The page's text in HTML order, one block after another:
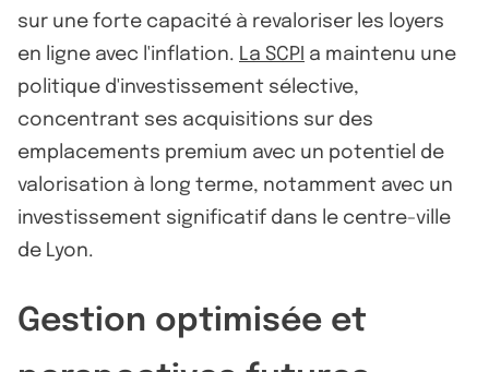
sur une forte capacité à revaloriser les loyers
en ligne avec l'inflation. La SCPI a maintenu une
politique d'investissement sélective,
concentrant ses acquisitions sur des
emplacements premium avec un potentiel de
valorisation à long terme, notamment avec un
investissement significatif dans le centre-ville
de Lyon.
Gestion optimisée et